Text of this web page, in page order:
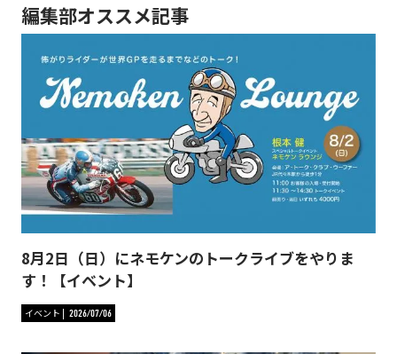
編集部オススメ記事
8月2日（日）にネモケンのトークライブをやりま
す！【イベント】
イベント 2026/07/06